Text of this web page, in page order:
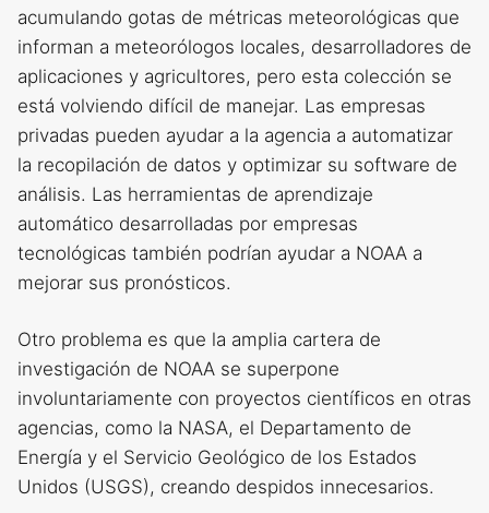
acumulando gotas de métricas meteorológicas que
informan a meteorólogos locales, desarrolladores de
aplicaciones y agricultores, pero esta colección se
está volviendo difícil de manejar. Las empresas
privadas pueden ayudar a la agencia a automatizar
la recopilación de datos y optimizar su software de
análisis. Las herramientas de aprendizaje
automático desarrolladas por empresas
tecnológicas también podrían ayudar a NOAA a
mejorar sus pronósticos.
Otro problema es que la amplia cartera de
investigación de NOAA se superpone
involuntariamente con proyectos científicos en otras
agencias, como la NASA, el Departamento de
Energía y el Servicio Geológico de los Estados
Unidos (USGS), creando despidos innecesarios.